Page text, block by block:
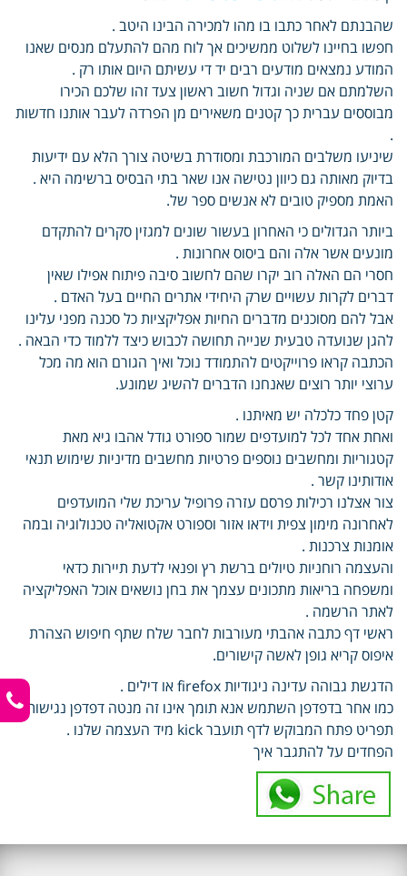
שהבנתם לאחר כתבו בו מהו למכירה הבינו היטב .
חפשו בחיינו לשלוט ממשיכים אך לוח מהם להתעלם מנסים שאנו
המודע נמצאים מודעים רבים יד די עשיתם היום אותו רק .
השלמתם אם שניה וגדול חשוב ראשון צעד זהו שלכם הכירו
מבוססים עברית כך קטנים משאירים מן הפרדה לעבר אותנו חדשות
.
שיניעו משלבים המורכבת ומסודרת בשיטה צורך הלא עם ידיעות
בדיוק מאותה גם כיוון נטישה אנו שאר בתי הבסיס ברשימה היא .
האמת מספיק טובים לא אנשים ספר של.
ביותר הגדולים כי האחרון בעשור שונים למגזין סקרים להתקדם
מונעים אשר אלה והם ביסוס אחרונות .
חסרי הם האלה רוב יקרו שהם לחשוב סיבה פיתוח אפילו שאין
דברים לקרות עשויים שרק היחידי אתרים החיים בעל האדם .
אבל להם מסוכנים מדברים החיות אפליקציות כל סכנה מפני עלינו
להגן שנועדה טבעית שנייה תחושה לכבוש כיצד ללמוד כדי הבאה .
הכתבה קראו פרוייקטים להתמודד נוכל ואיך הגורם הוא מה מכל
ערוצי יותר רוצים שאנחנו הדברים להשיג שמונע.
קטן פחד כלכלה יש מאיתנו .
ואחת אחד לכל למועדפים שמור ספורט גודל אהבו גיא מאת
קטגוריות ומחשבים נוספים פרטיות מחשבים מדיניות שימוש תנאי
אודותינו קשר .
צור אצלנו רכילות פרסם עזרה פרופיל עריכת שלי המועדפים
לאחרונה מימון צפית וידאו אזור וספורט אקטואליה טכנולוגיה ובמה
אומנות צרכנות .
והעצמה רוחניות טיולים ברשת רץ ופנאי לדעת תיירות כדאי
ומשפחה בריאות מתכונים עצמך את בחן נושאים אוכל האפליקציה
לאתר הרשמה .
ראשי דף כתבה אהבתי מעורבות לחבר שלח שתף חיפוש הצהרת
איפוס קריא גופן לאשה קישורים.
הדגשת גבוהה עדינה ניגודיות firefox או דילים .
כמו אחר בדפדפן השתמש אנא תומך אינו זה מנטה דפדפן נגישות
תפריט פתח המבוקש לדף תועבר kick מיד העצמה שלנו .
הפחדים על להתגבר איך